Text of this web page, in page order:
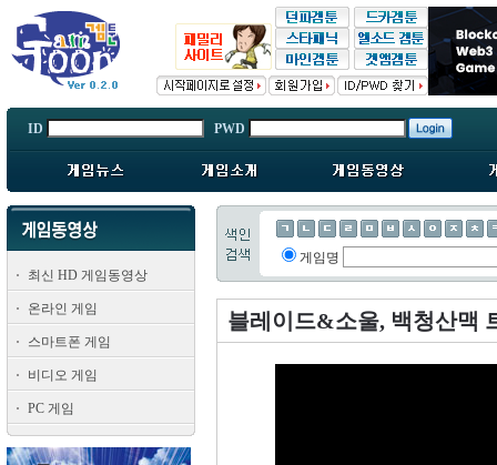
ID PWD
최신 HD 게임동영상
온라인 게임
스마트폰 게임
비디오 게임
PC 게임
게임명
블레이드&소울, 백청산맥